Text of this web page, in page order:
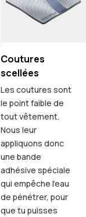
Coutures
scellées
Les coutures sont
le point faible de
tout vêtement.
Nous leur
appliquons donc
une bande
adhésive spéciale
qui empêche l'eau
de pénétrer, pour
que tu puisses